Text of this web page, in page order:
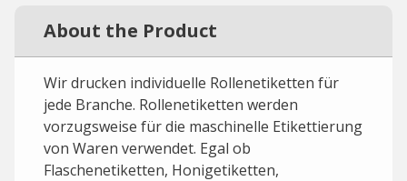
About the Product
Wir drucken individuelle Rollenetiketten für
jede Branche. Rollenetiketten werden
vorzugsweise für die maschinelle Etikettierung
von Waren verwendet. Egal ob
Flaschenetiketten, Honigetiketten,